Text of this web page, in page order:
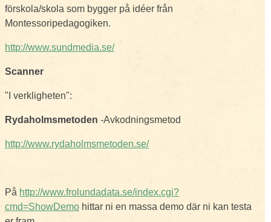
förskola/skola som bygger på idéer från
Montessoripedagogiken.
http://www.sundmedia.se/
Scanner
"I verkligheten":
Rydaholmsmetoden -Avkodningsmetod
http://www.rydaholmsmetoden.se/
På http://www.frolundadata.se/index.cgi?
cmd=ShowDemo hittar ni en massa demo där ni kan testa